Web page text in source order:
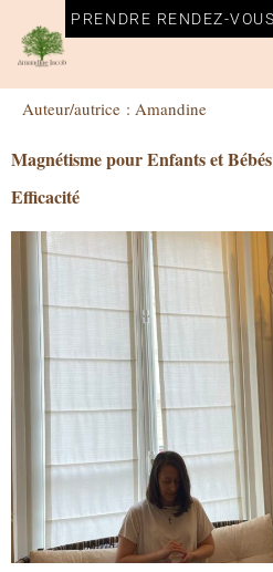
PRENDRE RENDEZ-VOUS
Auteur/autrice : Amandine
Magnétisme pour Enfants et
Efficacité